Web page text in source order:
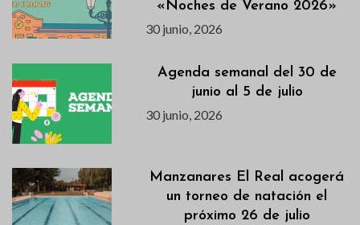
«Noches de Verano 2026»
30 junio, 2026
Agenda semanal del 30 de
junio al 5 de julio
30 junio, 2026
Manzanares El Real acogerá
un torneo de natación el
próximo 26 de julio